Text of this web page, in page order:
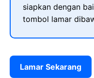
siapkan dengan
tombol lamar
Lamar Sekarang